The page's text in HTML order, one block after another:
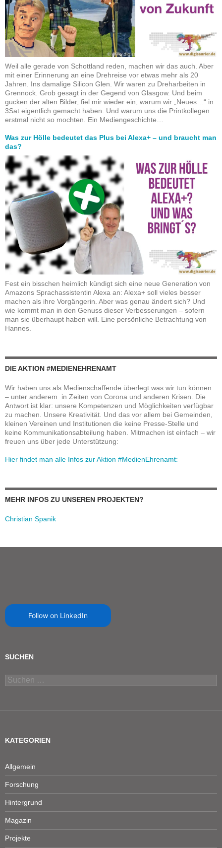
Weil alle gerade von Schottland reden, machen wir das auch. Aber
mit einer Erinnerung an eine Drehreise vor etwas mehr als 20
Jahren. Ins damalige Silicon Glen. Wir waren zu Dreharbeiten in
Grennock. Grob gesagt in der Gegend von Glasgow. Und beim
gucken der alten Bilder, fiel mir wieder ein, warum wir „Neues…“ in
3Sat eigentlich gemacht haben. Und warum uns die Printkollegen
erstmal nicht so mochten. Ein Mediengeschichte…
Was zur Hölle bedeutet das Plus bei Alexa+ – und braucht man
das?
Fest ein bisschen heimlich kündigt sich eine neue Generation von
Amazons Sprachassistentin Alexa an: Alexa+ soll vieles besser
machen als ihre Vorgängerin. Aber was genau ändert sich? Und
wie kommt man in den Genuss dieser Verbesserungen – sofern
man sie überhaupt haben will. Eine persönliche Betrachtung von
Hannes.
DIE AKTION #MEDIENEHRENAMT
Wir haben uns als Medienschaffende überlegt was wir tun können
– unter anderem in Zeiten von Corona und anderen Krisen. Die
Antwort ist klar: unsere Kompetenzen und Möglichkeiten verfügbar
zu machen. Unsere Kreativität. Und das vor allem bei Gemeinden,
kleinen Vereinen und Institutionen die keine Presse-Stelle und
keine Kommunikationsabteilung haben. Mitmachen ist einfach – wir
freuen uns über jede Unterstützung:
Hier findet man alle Infos zur Aktion #MedienEhrenamt:
MEHR INFOS ZU UNSEREN PROJEKTEN?
Christian Spanik
Follow on LinkedIn
SUCHEN
Suchen
nach:
KATEGORIEN
Allgemein
Forschung
Hintergrund
Magazin
Projekte